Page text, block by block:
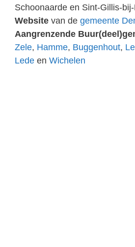
Schoonaarde en Sint-Gillis-
Website van de gemeente
Aangrenzende
Zele, Hamme, Buggenhout,
Lede en Wichelen